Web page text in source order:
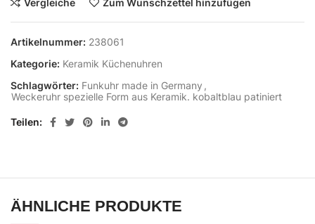
Vergleiche Zum Wunschzettel hinzufügen
Artikelnummer: 238061
Kategorie: Keramik Küchenuhren
Schlagwörter: Funkuhr made in Germany ,
Weckeruhr spezielle Form aus Keramik. kobaltblau patiniert
Teilen
ÄHNLICHE PRODUKTE